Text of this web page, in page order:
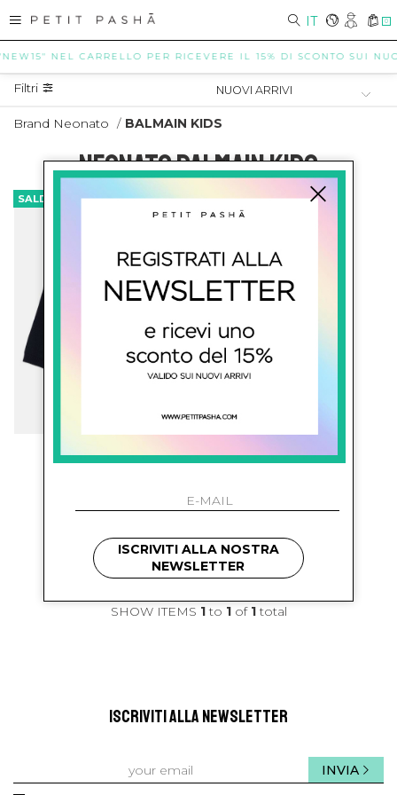
IT 0
NEL CARRELLO PER RICEVERE IL 15% DI SCONTO SUI
Filtri
Brand Neonato / BALMAIN KIDS
NEONATO BALMAIN KIDS
SALDI
balmain kids
SHOW ITEMS 1to 1of 1total
ISCRIVITI ALLA NEWSLETTER
INVIA
ISCRIVITI ALLA NOSTRA
NEWSLETTER